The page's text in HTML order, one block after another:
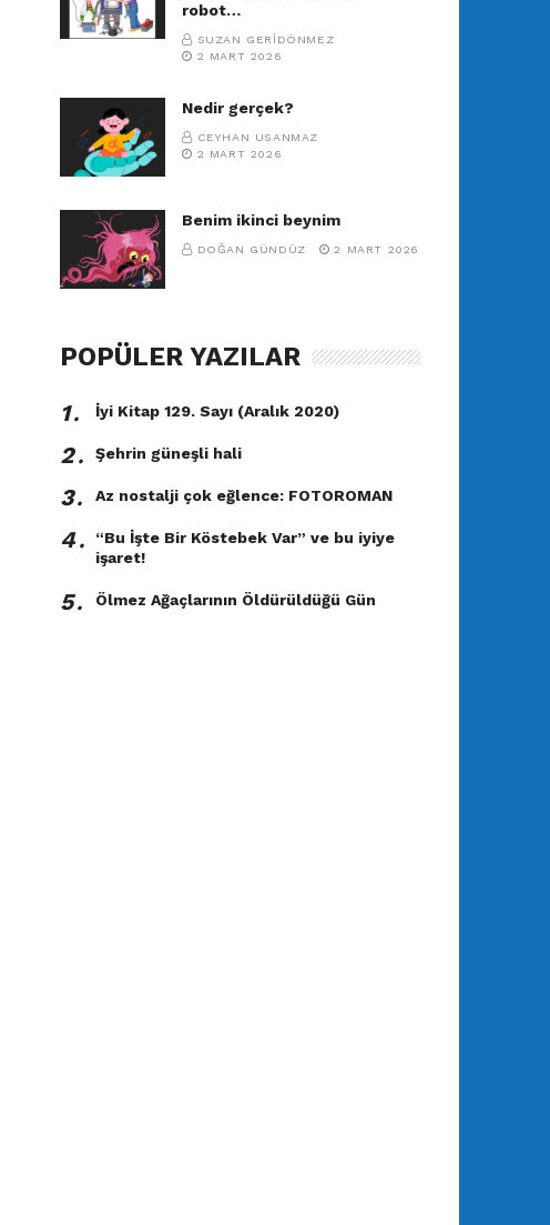
robot…
SUZAN GERIDÖNMEZ
2 MART 2026
Nedir gerçek?
CEYHAN USANMAZ
2 MART 2026
Benim ikinci beynim
DOĞAN GÜNDÜZ 2 MART 2026
POPÜLER YAZILAR
1․ İyi Kitap 129. Sayı (Aralık 2020)
2․ Şehrin güneşli hali
3․ Az nostalji çok eğlence: FOTOROMAN
4․
“Bu İşte Bir Köstebek Var” ve bu iyiye
işaret!
5․ Ölmez Ağaçlarının Öldürüldüğü Gün